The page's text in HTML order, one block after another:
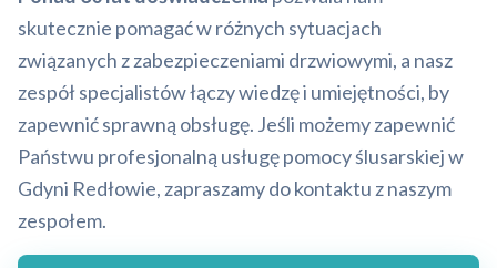
skutecznie pomagać w różnych sytuacjach
związanych z zabezpieczeniami drzwiowymi, a nasz
zespół specjalistów łączy wiedzę i umiejętności, by
zapewnić sprawną obsługę. Jeśli możemy zapewnić
Państwu profesjonalną usługę pomocy ślusarskiej w
Gdyni Redłowie, zapraszamy do kontaktu z naszym
zespołem.